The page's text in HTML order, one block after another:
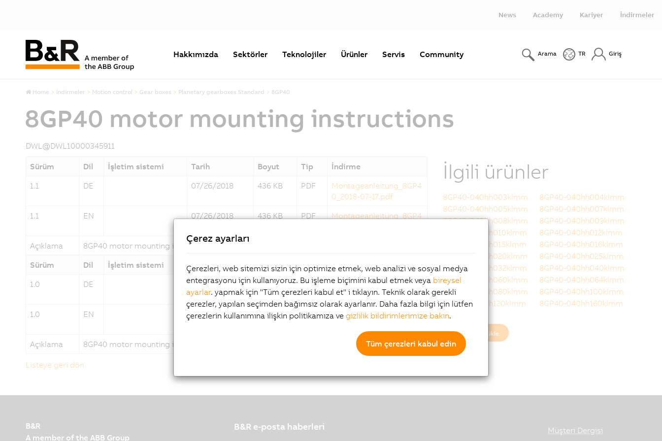
News Academy Kariyer İndirmeler
Hakkımızda Sektörler Teknolojiler Ürünler Servis Community Arama TR Giriş
Home İndirmeler Motion control Gear boxes Planetary gearboxes Standard 8GP40
8GP40 motor mounting instructions
DWL@DWL10000345911
Sürüm Dil İşletim sistemi Tarih Boyut Tip
İndirme
1.1
DE 07/26/2018 436 KB PDF
Montageanleitung_8GP4
0_2018-07-17.pdf
1.1
EN 07/26/2018 436 KB PDF
Montageanleitung_8GP4
Açıklama
8GP40 motor mounting instructions
Sürüm
Dil İşletim sistemi Tarih Boyut Tip
İndirme
1.0
DE 04/16/2015 118 KB PDF
Montageanleitung_8GP4
0_V1.0.pdf
1.0
EN 04/16/2015 118 KB PDF
Montageanleitung_8GP4
Açıklama
8GP40 motor mounting instructions
İlgili ürünler
8GP40-040hh003klmm
8GP40-040hh004klmm
8GP40-040hh005klmm
8GP40-040hh007klmm
8GP40-040hh008klmm
8GP40-040hh009klmm
8GP40-040hh010klmm
8GP40-040hh012klmm
8GP40-040hh015klmm
8GP40-040hh016klmm
8GP40-040hh020klmm
8GP40-040hh025klmm
8GP40-040hh032klmm
8GP40-040hh040klmm
8GP40-040hh060klmm
8GP40-040hh064klmm
8GP40-040hh080klmm
8GP40-040hh100klmm
8GP40-040hh120klmm
8GP40-040hh160klmm
Daha fazla yükle
Listeye geri dön
B&R
A member of the ABB Group
B&R e-posta haberleri Müşteri Dergisi
Çerez ayarları
Çerezleri, web sitemizi sizin için optimize etmek, web analizi ve sosyal medya
entegrasyonu için kullanıyoruz. Bu işleme biçimini kabul etmek veya bireysel
ayarlar. yapmak için "Tüm çerezleri kabul et" i tıklayın. Teknik olarak gerekli
çerezler, yapılan seçimden bağımsız olarak ayarlanır. Daha fazla bilgi için lütfen
çerezlerin kullanımına ilişkin politikamıza ve gizlilik bildirimlerimize bakın.
Tüm çerezleri kabul edin